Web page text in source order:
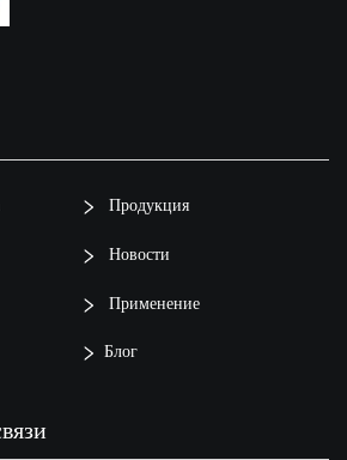
Продукция
Новости
Применение
Блог